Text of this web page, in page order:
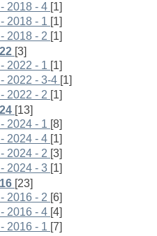
2018 - 4 [1]
2018 - 1 [1]
2018 - 2 [1]
[3]
2022 - 1 [1]
2022 - 3-4 [1]
2022 - 2 [1]
[13]
2024 - 1 [8]
2024 - 4 [1]
2024 - 2 [3]
2024 - 3 [1]
[23]
2016 - 2 [6]
2016 - 4 [4]
2016 - 1 [7]